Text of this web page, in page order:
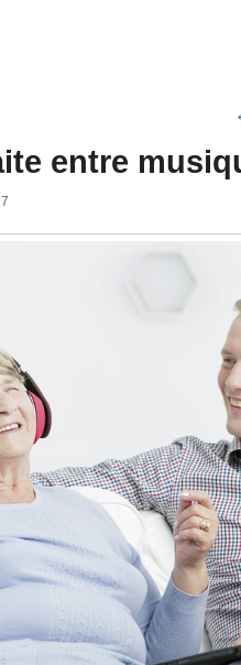
entre